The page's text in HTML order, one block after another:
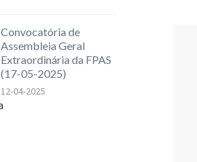
Convocatória de
Assembleia Geral
Extraordinária da FPAS
(17-05-2025)
12-04-2025